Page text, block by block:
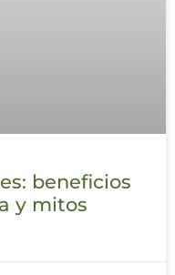
beneficios
y mitos